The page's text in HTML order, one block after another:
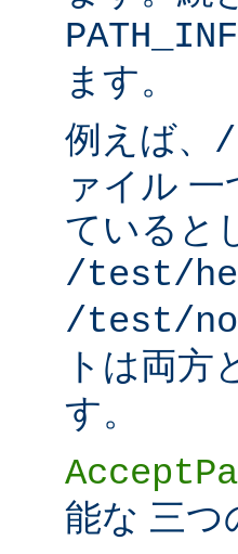
ます。
例えば、
ァイル
ていると
/test/
/test/
トは両方
す。
能な 三つ